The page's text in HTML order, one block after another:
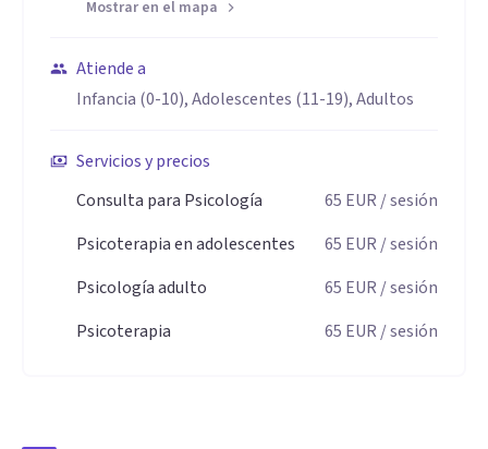
Mostrar en el mapa
Atiende a
Infancia (0-10), Adolescentes (11-19), Adultos
Servicios y precios
Consulta para Psicología
65 EUR / sesión
Psicoterapia en adolescentes
65 EUR / sesión
Psicología adulto
65 EUR / sesión
Psicoterapia
65 EUR / sesión